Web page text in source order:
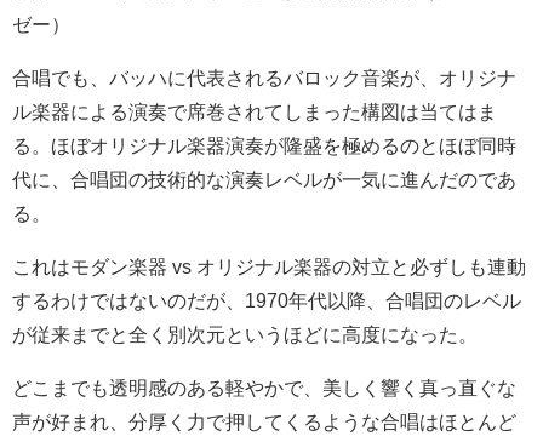
ゼー）
合唱でも、バッハに代表されるバロック音楽が、オリジナ
ル楽器による演奏で席巻されてしまった構図は当てはま
る。ほぼオリジナル楽器演奏が隆盛を極めるのとほぼ同時
代に、合唱団の技術的な演奏レベルが一気に進んだのであ
る。
これはモダン楽器 vs オリジナル楽器の対立と必ずしも連動
するわけではないのだが、1970年代以降、合唱団のレベル
が従来までと全く別次元というほどに高度になった。
どこまでも透明感のある軽やかで、美しく響く真っ直ぐな
声が好まれ、分厚く力で押してくるような合唱はほとんど